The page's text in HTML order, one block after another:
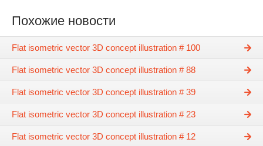
Похожие новости
Flat isometric vector 3D concept illustration # 100
Flat isometric vector 3D concept illustration # 88
Flat isometric vector 3D concept illustration # 39
Flat isometric vector 3D concept illustration # 23
Flat isometric vector 3D concept illustration # 12